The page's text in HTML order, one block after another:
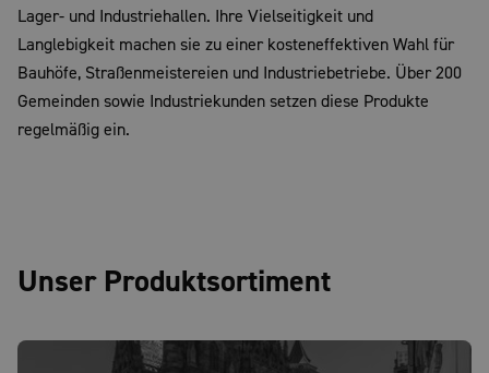
Lager- und Industriehallen. Ihre Vielseitigkeit und
Langlebigkeit machen sie zu einer kosteneffektiven Wahl für
Bauhöfe, Straßenmeistereien und Industriebetriebe. Über 200
Gemeinden sowie Industriekunden setzen diese Produkte
regelmäßig ein.
Unser Produktsortiment